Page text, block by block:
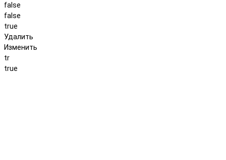
false
false
true
Удалить
Изменить
tr
true